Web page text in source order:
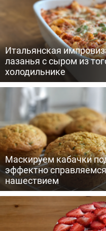
Итальянская
лазанья с сыром из
холодильнике
Маскируем кабачки
эффектно
нашествием